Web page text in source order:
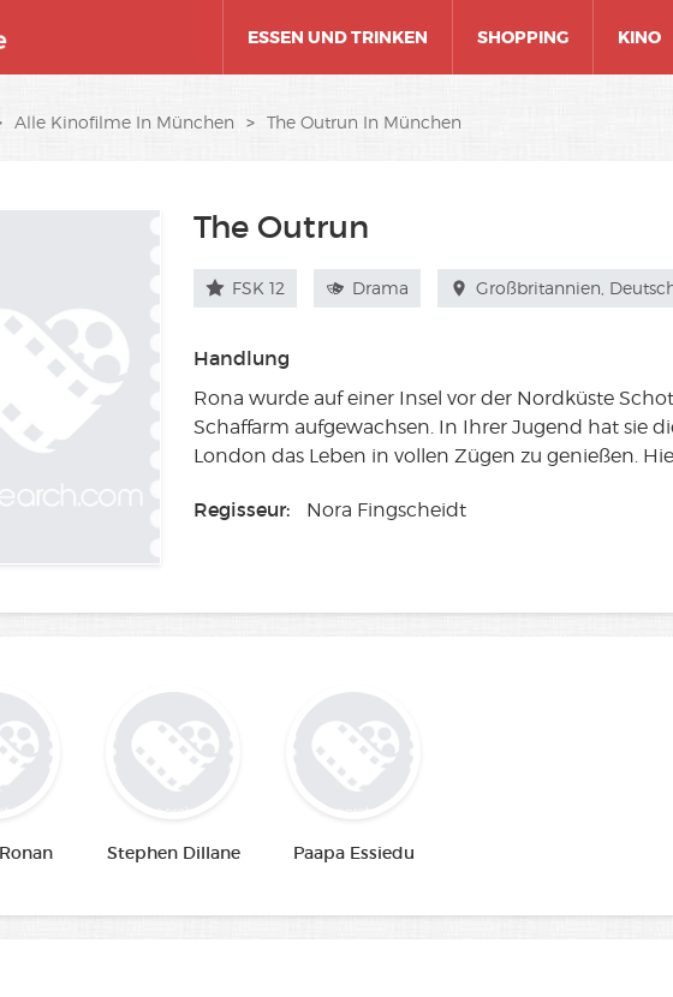
ESSEN UND TRINKEN SHOPPING KINO
Alle Kinofilme In München > The Outrun In München
The Outrun
FSK 12 Drama Großbritannien,
Handlung
Rona wurde auf einer Insel vor der Nordküste
Schaffarm aufgewachsen. In Ihrer Jugend hat sie
London das Leben in vollen Zügen zu genießen.
Regisseur: Nora Fingscheidt
Stephen Dillane Paapa Essiedu